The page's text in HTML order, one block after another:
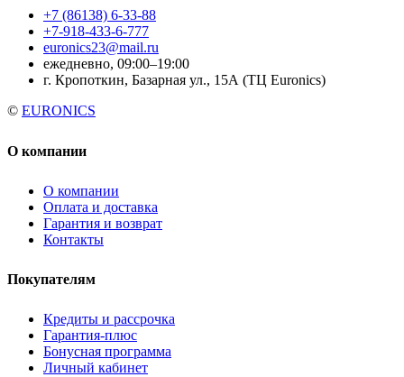
+7 (86138) 6-33-88
+7-918-433-6-777
euronics23@mail.ru
ежедневно, 09:00–19:00
г. Кропоткин, Базарная ул., 15А (ТЦ Euronics)
© EURONICS
О компании
О компании
Оплата и доставка
Гарантия и возврат
Контакты
Покупателям
Кредиты и рассрочка
Гарантия-плюс
Бонусная программа
Личный кабинет